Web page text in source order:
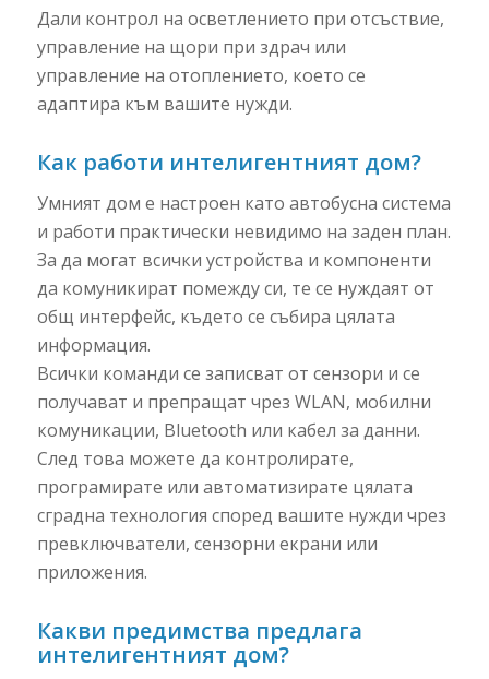
Дали контрол на осветлението при отсъствие,
управление на щори при здрач или
управление на отоплението, което се
адаптира към вашите нужди.
Как работи интелигентният дом?
Умният дом е настроен като автобусна система
и работи практически невидимо на заден план.
За да могат всички устройства и компоненти
да комуникират помежду си, те се нуждаят от
общ интерфейс, където се събира цялата
информация.
Всички команди се записват от сензори и се
получават и препращат чрез WLAN, мобилни
комуникации, Bluetooth или кабел за данни.
След това можете да контролирате,
програмирате или автоматизирате цялата
сградна технология според вашите нужди чрез
превключватели, сензорни екрани или
приложения.
Какви предимства предлага
интелигентният дом?